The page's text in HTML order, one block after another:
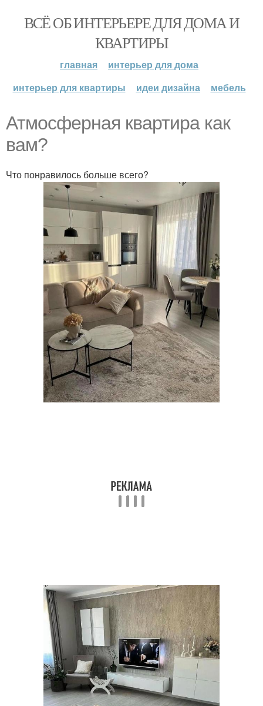
ВСЁ ОБ ИНТЕРЬЕРЕ ДЛЯ ДОМА И
КВАРТИРЫ
главная
интерьер для дома
интерьер для квартиры
идеи дизайна мебель
Атмосферная квартира как
вам?
Что понравилось больше всего?